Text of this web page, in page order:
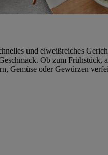
und eiweißreiches
Ob zum
Gemüse oder Gewürzen